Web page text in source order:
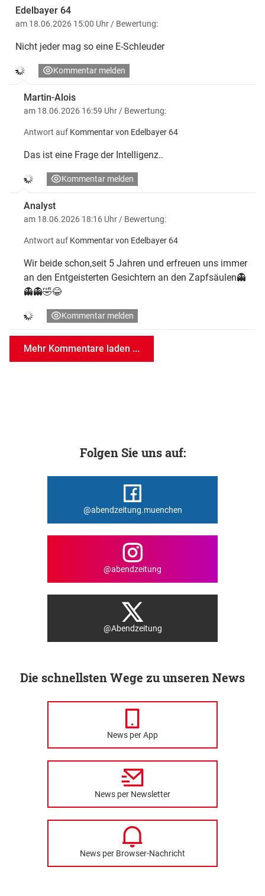
Edelbayer 64
am 18.06.2026 15:00 Uhr / Bewertung:
Nicht jeder mag so eine E-Schleuder
Kommentar melden
Martin-Alois
am 18.06.2026 16:59 Uhr / Bewertung:
Antwort auf Kommentar von Edelbayer 64
Das ist eine Frage der Intelligenz..
Kommentar melden
Analyst
am 18.06.2026 18:16 Uhr / Bewertung:
Antwort auf Kommentar von Edelbayer 64
Wir beide schon,seit 5 Jahren und erfreuen uns immer
an den Entgeisterten Gesichtern an den Zapfsäulen👻
👻👻🤣😂
Kommentar melden
Mehr Kommentare laden ...
Folgen Sie uns auf:
@abendzeitung.muenchen
@abendzeitung
@Abendzeitung
Die schnellsten Wege zu unseren News
News per App
News per Newsletter
News per Browser-Nachricht